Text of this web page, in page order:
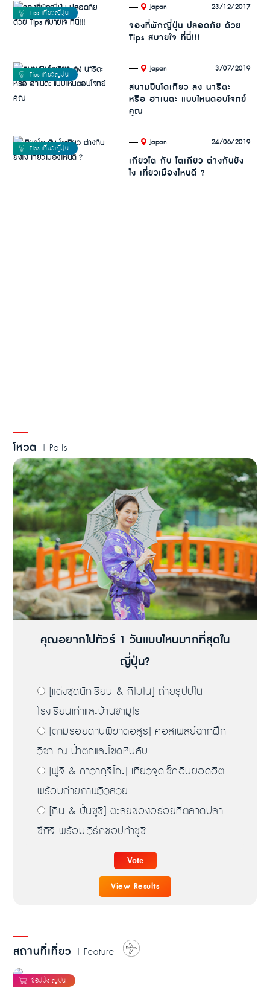
. Japan 23/12/2017
จองที่พักญี่ปุ่น ปลอดภัย ด้วย
Tips สบายใจ ที่นี่!!!
. Japan 3/07/2019
สนามบินโตเกียว ลง นาริตะ
หรือ ฮาเนดะ แบบไหนตอบโจทย์
คุณ
. Japan 24/06/2019
เกียวโต กับ โตเกียว ต่างกันยัง
ไง เที่ยวเมืองไหนดี ?
โหวต | Polls
คุณอยากไปทัวร์ 1 วันแบบไหนมากที่สุดใน
ญี่ปุ่น?
[แต่งชุดนักเรียน & กิโมโน] ถ่ายรูปปใน
โรงเรียนเก่าและบ้านซามูไร
[ตามรอยดาบพิฆาตอสูร] คอสเพลย์ฉากฝึก
วิชา ณ น้ำตกและโขดหินลับ
[ฟูจิ & คาวากุจิโกะ] เที่ยวจุดเช็คอินยอดฮิต
พร้อมถ่ายภาพวิวสวย
[กิน & ปั้นซูชิ] ตะลุยของอร่อยที่ตลาดปลา
ซึกิจิ พร้อมเวิร์กชอปทำซูชิ
View Results
สถานที่เที่ยว | Feature